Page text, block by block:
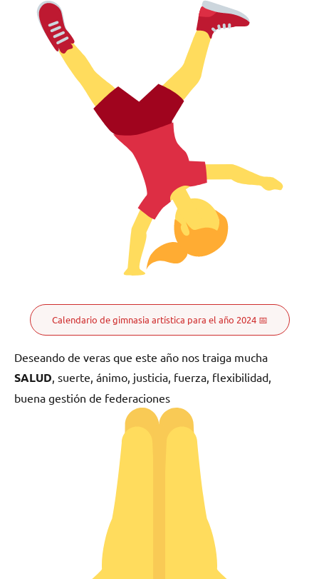
Calendario de gimnasia artística para el año 2024 📅
Deseando de veras que este año nos traiga mucha
SALUD, suerte, ánimo, justicia, fuerza, flexibilidad,
buena gestión de federaciones